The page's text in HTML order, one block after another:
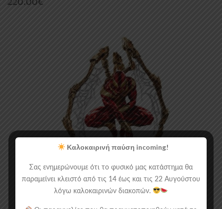
Καλοκαιρινή παύση incoming!
Σας ενημερώνουμε ότι το φυσικό μας κατάστημα θα
παραμείνει κλειστό από τις 14 έως και τις 22 Αυγούστου
λόγω καλοκαιρινών διακοπών.